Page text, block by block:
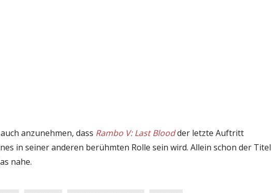
anzunehmen, dass Rambo V: Last Bloodder letzte Auftritt
in seiner anderen berühmten Rolle sein wird. Allein schon der Titel
nahe.